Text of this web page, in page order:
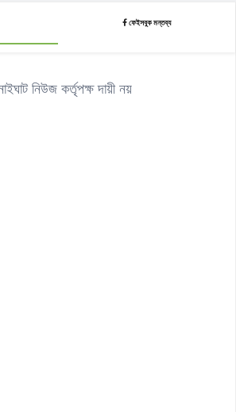
ফেইসবুক মন্তব্য
নিউজ কর্তৃপক্ষ দায়ী নয়